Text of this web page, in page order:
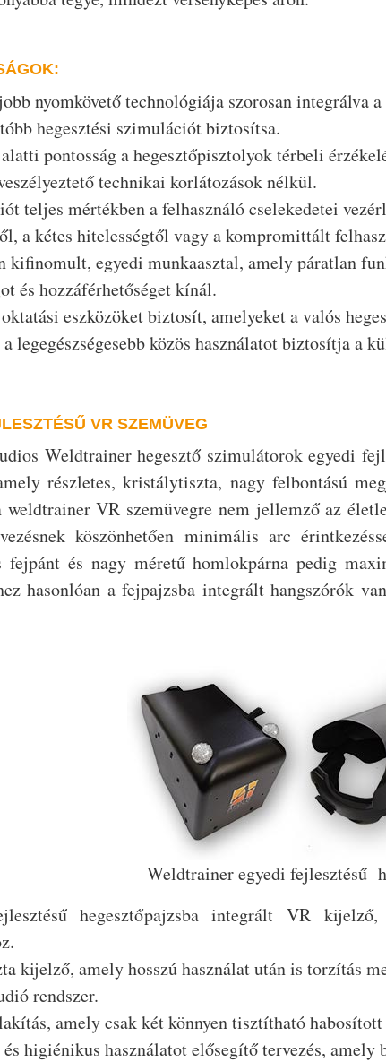
nyomkövető technológiája szorosan integrálva
hegesztési szimulációt biztosítsa.
pontosság a hegesztőpisztolyok térbeli
technikai korlátozások nélkül.
teljes mértékben a felhasználó cselekedetei
a kétes hitelességtől vagy a kompromittált
kifinomult, egyedi munkaasztal, amely páratlan
és hozzáférhetőséget kínál.
eszközöket biztosít, amelyeket a valós
legegészségesebb közös használatot biztosítja a
VR SZEMÜVEG
Weldtrainer hegesztő szimulátorok egyedi
részletes, kristálytiszta, nagy felbontású
weldtrainer VR szemüvegre nem jellemző az
köszönhetően minimális arc
fejpánt és nagy méretű homlokpárna pedig
hasonlóan a fejpajzsba integrált hangszórók
Weldtrainer egyedi fejlesztésű
hegesztőpajzsba integrált VR
kijelző, amely hosszú használat után is torzítás
rendszer.
amely csak két könnyen tisztítható
és higiénikus használatot elősegítő tervezés,